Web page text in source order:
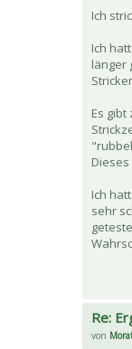
Ich
Ich
länger
Es gibt
Ich
sehr
Re:
von